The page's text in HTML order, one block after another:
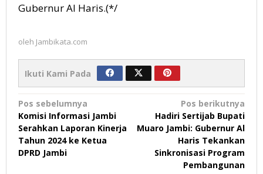
Gubernur Al Haris.(*/
oleh Jambikata.com
Ikuti Kami Pada
Navigasi
pos
Pos sebelumnya
Komisi Informasi Jambi
Serahkan Laporan Kinerja
Tahun 2024 ke Ketua
DPRD Jambi
Pos berikutnya
Hadiri Sertijab Bupati
Muaro Jambi: Gubernur Al
Haris Tekankan
Sinkronisasi Program
Pembangunan